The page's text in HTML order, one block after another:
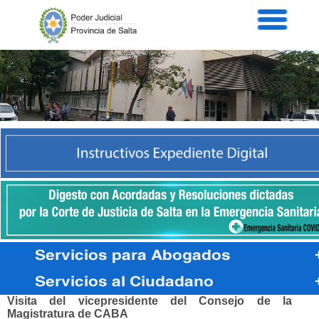
Servicios
Prensa
Intranet
Contacto
Visita del vicepresidente del Consejo de la
Magistratura de CABA
CORTE DE JUSTICIA
PORTAL PENAL
DIGITAL
CONSULTA PUB.